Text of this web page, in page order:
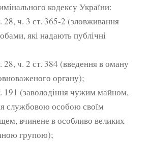
кодексу України:
28, ч. 3 ст. 365-2 (зловживання
які надають публічні
28, ч. 2 ст. 384 (введення в оману
органу);
191 (заволодіння чужим майном,
службовою особою своїм
вчинене в особливо великих
групою);